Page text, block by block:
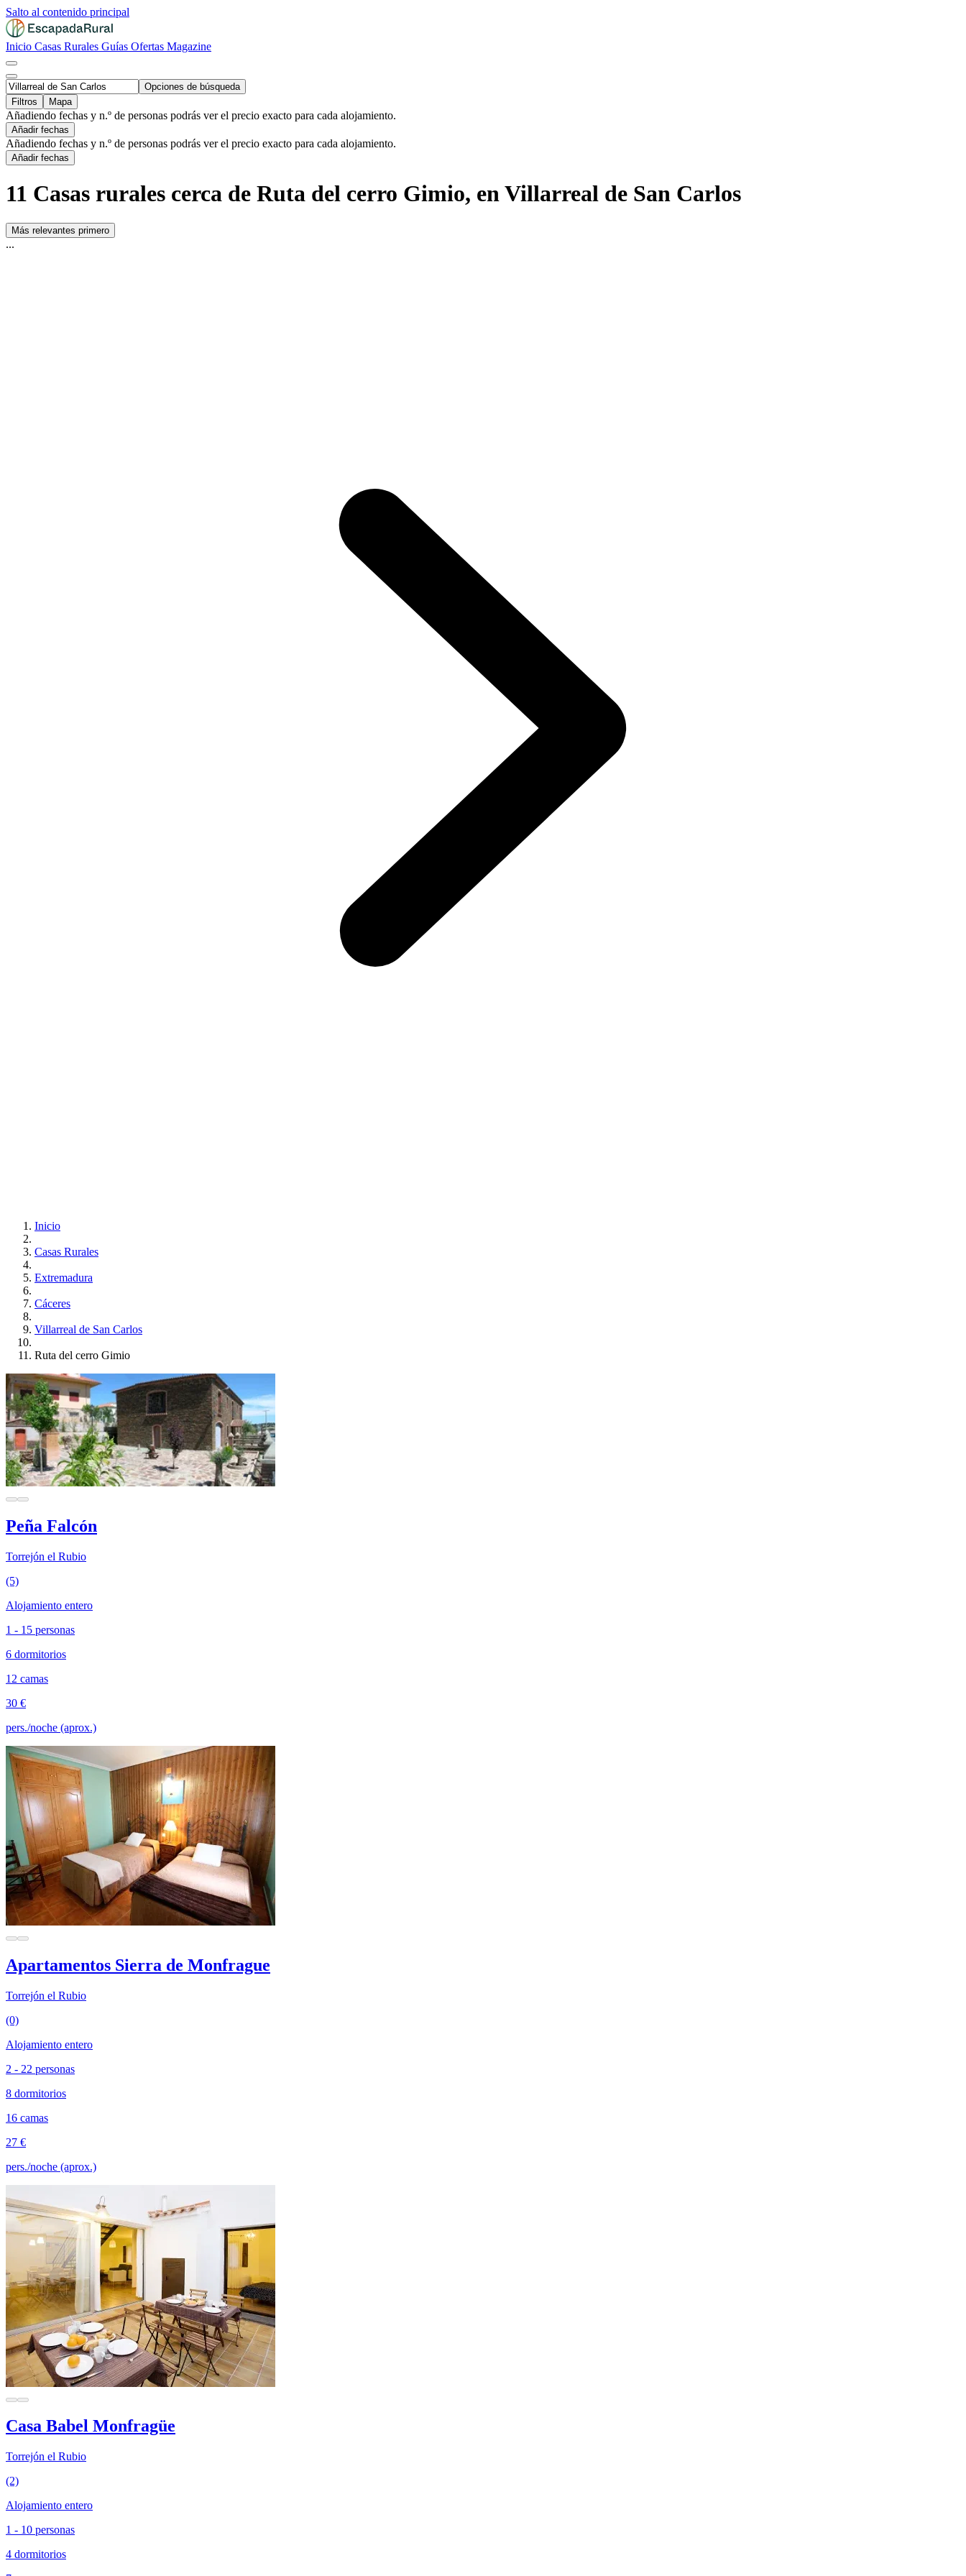
Salto al contenido principal
Inicio Casas Rurales Guías Ofertas Magazine
Opciones de búsqueda
Filtros
Mapa
Añadiendo fechas y n.º de personas podrás ver el precio exacto para cada alojamiento.
Añadir fechas
Añadiendo fechas y n.º de personas podrás ver el precio exacto para cada alojamiento.
Añadir fechas
11 Casas rurales cerca de Ruta del cerro Gimio, en Villarreal de San Carlos
Más relevantes primero
...
Inicio
Casas Rurales
Extremadura
Cáceres
Villarreal de San Carlos
Ruta del cerro Gimio
Peña Falcón
Torrejón el Rubio
(5)
Alojamiento entero
1 - 15 personas
6 dormitorios
12 camas
30 €
pers./noche (aprox.)
Apartamentos Sierra de Monfrague
Torrejón el Rubio
(0)
Alojamiento entero
2 - 22 personas
8 dormitorios
16 camas
27 €
pers./noche (aprox.)
Casa Babel Monfragüe
Torrejón el Rubio
(2)
Alojamiento entero
1 - 10 personas
4 dormitorios